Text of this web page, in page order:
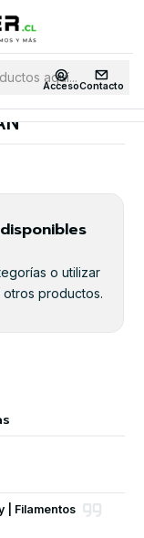
AccesoContacto
a Todo Chile · Retiro en
Insumos XEROX
o utilizar
productos.
| Filamentos